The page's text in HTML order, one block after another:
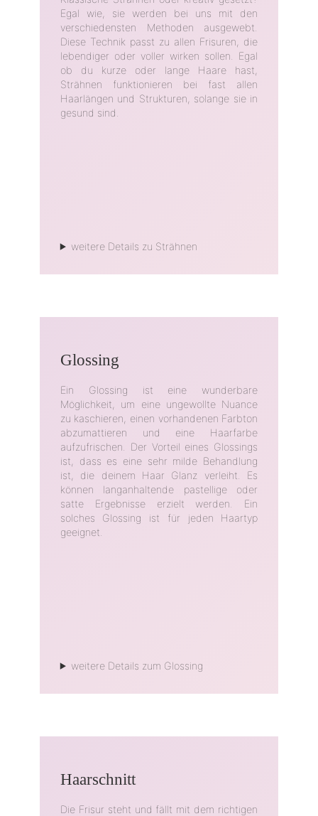
Egal wie, sie werden bei uns mit den
verschiedensten Methoden ausgewebt.
Diese Technik passt zu allen Frisuren, die
lebendiger oder voller wirken sollen. Egal
ob du kurze oder lange Haare hast,
Strähnen funktionieren bei fast allen
Haarlängen und Strukturen, solange sie in
gesund sind.
weitere Details zu Strähnen
Glossing
Ein Glossing ist eine wunderbare
Möglichkeit, um eine ungewollte Nuance
zu kaschieren, einen vorhandenen Farbton
abzumattieren und eine Haarfarbe
aufzufrischen. Der Vorteil eines Glossings
ist, dass es eine sehr milde Behandlung
ist, die deinem Haar Glanz verleiht. Es
können langanhaltende pastellige oder
satte Ergebnisse erzielt werden. Ein
solches Glossing ist für jeden Haartyp
geeignet.
weitere Details zum Glossing
Haarschnitt
Die Frisur steht und fällt mit dem richtigen